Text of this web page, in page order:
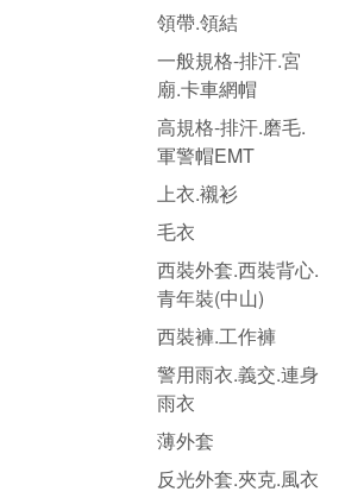
領帶.領結
一般規格-排汗.宮
廟.卡車網帽
高規格-排汗.磨毛.
軍警帽EMT
上衣.襯衫
毛衣
西裝外套.西裝背心.
青年裝(中山)
西裝褲.工作褲
警用雨衣.義交.連身
雨衣
薄外套
反光外套.夾克.風衣